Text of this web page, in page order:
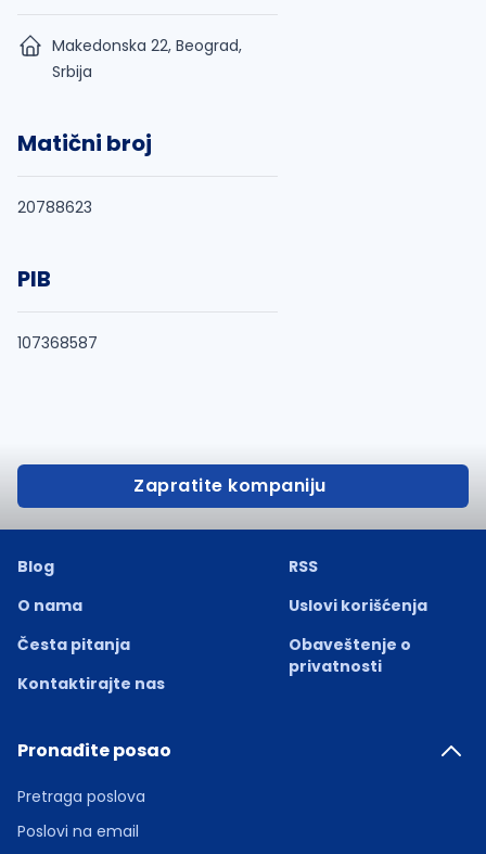
Makedonska 22, Beograd,
Srbija
Matični broj
20788623
PIB
107368587
Zapratite kompaniju
Blog
O nama
Česta pitanja
Kontaktirajte nas
RSS
Uslovi korišćenja
Obaveštenje o
privatnosti
Pronađite posao
Pretraga poslova
Poslovi na email